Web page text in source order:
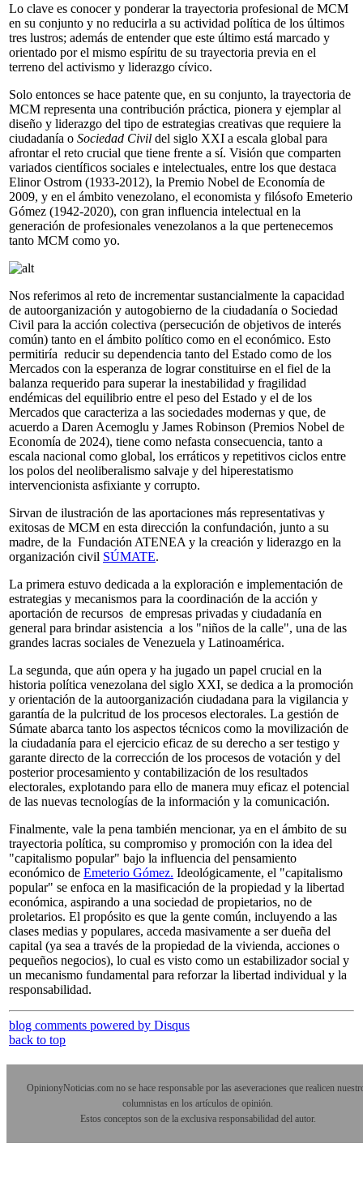
Lo clave es conocer y ponderar la trayectoria profesional de MCM
en su conjunto y no reducirla a su actividad política de los últimos
tres lustros; además de entender que este último está marcado y
orientado por el mismo espíritu de su trayectoria previa en el
terreno del activismo y liderazgo cívico.
Solo entonces se hace patente que, en su conjunto, la trayectoria de
MCM representa una contribución práctica, pionera y ejemplar al
diseño y liderazgo del tipo de estrategias creativas que requiere la
ciudadanía o Sociedad Civil del siglo XXI a escala global para
afrontar el reto crucial que tiene frente a sí. Visión que comparten
variados científicos sociales e intelectuales, entre los que destaca
Elinor Ostrom (1933-2012), la Premio Nobel de Economía de
2009, y en el ámbito venezolano, el economista y filósofo Emeterio
Gómez (1942-2020), con gran influencia intelectual en la
generación de profesionales venezolanos a la que pertenecemos
tanto MCM como yo.
Nos referimos al reto de incrementar sustancialmente la capacidad
de autoorganización y autogobierno de la ciudadanía o Sociedad
Civil para la acción colectiva (persecución de objetivos de interés
común) tanto en el ámbito político como en el económico. Esto
permitiría reducir su dependencia tanto del Estado como de los
Mercados con la esperanza de lograr constituirse en el fiel de la
balanza requerido para superar la inestabilidad y fragilidad
endémicas del equilibrio entre el peso del Estado y el de los
Mercados que caracteriza a las sociedades modernas y que, de
acuerdo a Daren Acemoglu y James Robinson (Premios Nobel de
Economía de 2024), tiene como nefasta consecuencia, tanto a
escala nacional como global, los erráticos y repetitivos ciclos entre
los polos del neoliberalismo salvaje y del hiperestatismo
intervencionista asfixiante y corrupto.
Sirvan de ilustración de las aportaciones más representativas y
exitosas de MCM en esta dirección la confundación, junto a su
madre, de la Fundación ATENEA y la creación y liderazgo en la
organización civil SÚMATE.
La primera estuvo dedicada a la exploración e implementación de
estrategias y mecanismos para la coordinación de la acción y
aportación de recursos de empresas privadas y ciudadanía en
general para brindar asistencia a los "niños de la calle", una de las
grandes lacras sociales de Venezuela y Latinoamérica.
La segunda, que aún opera y ha jugado un papel crucial en la
historia política venezolana del siglo XXI, se dedica a la promoción
y orientación de la autoorganización ciudadana para la vigilancia y
garantía de la pulcritud de los procesos electorales. La gestión de
Súmate abarca tanto los aspectos técnicos como la movilización de
la ciudadanía para el ejercicio eficaz de su derecho a ser testigo y
garante directo de la corrección de los procesos de votación y del
posterior procesamiento y contabilización de los resultados
electorales, explotando para ello de manera muy eficaz el potencial
de las nuevas tecnologías de la información y la comunicación.
Finalmente, vale la pena también mencionar, ya en el ámbito de su
trayectoria política, su compromiso y promoción con la idea del
"capitalismo popular" bajo la influencia del pensamiento
económico de Emeterio Gómez. Ideológicamente, el "capitalismo
popular" se enfoca en la masificación de la propiedad y la libertad
económica, aspirando a una sociedad de propietarios, no de
proletarios. El propósito es que la gente común, incluyendo a las
clases medias y populares, acceda masivamente a ser dueña del
capital (ya sea a través de la propiedad de la vivienda, acciones o
pequeños negocios), lo cual es visto como un estabilizador social y
un mecanismo fundamental para reforzar la libertad individual y la
responsabilidad.
blog comments powered by Disqus
back to top
OpinionyNoticias.com no se hace responsable por las aseveraciones que realicen
columnistas en los artículos de opinión.
Estos conceptos son de la exclusiva responsabilidad del autor.